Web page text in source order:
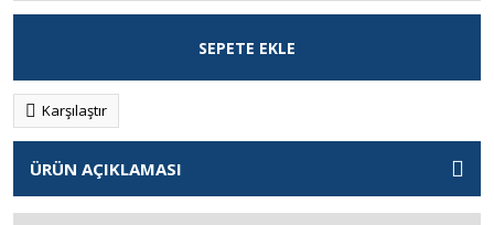
SEPETE EKLE
Karşılaştır
ÜRÜN AÇIKLAMASI